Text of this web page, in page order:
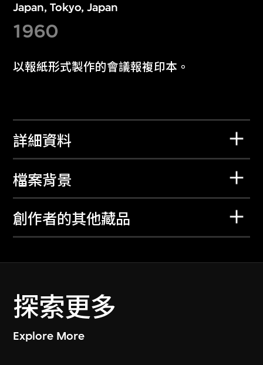
Japan, Tokyo, Japan
1960
以報紙形式製作的會議報複印本。
詳細資料
檔案背景
創作者的其他藏品
探索更多
Explore More